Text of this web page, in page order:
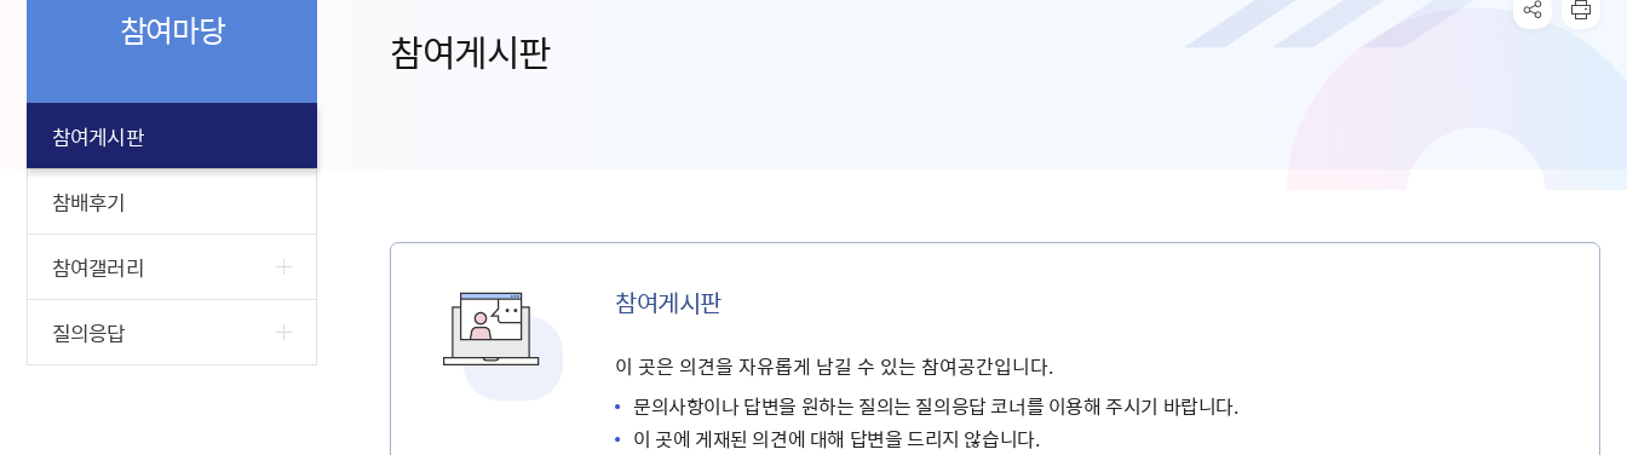
참여게시판
참여마당
참여게시판
참배후기
참여갤러리
질의응답
참여게시판
이 곳은 의견을 자유롭게 남길 수 있는 참여공간입니다.
문의사항이나 답변을 원하는 질의는 질의응답 코너를 이용해 주시기 바랍니다.
이 곳에 게재된 의견에 대해 답변을 드리지 않습니다.